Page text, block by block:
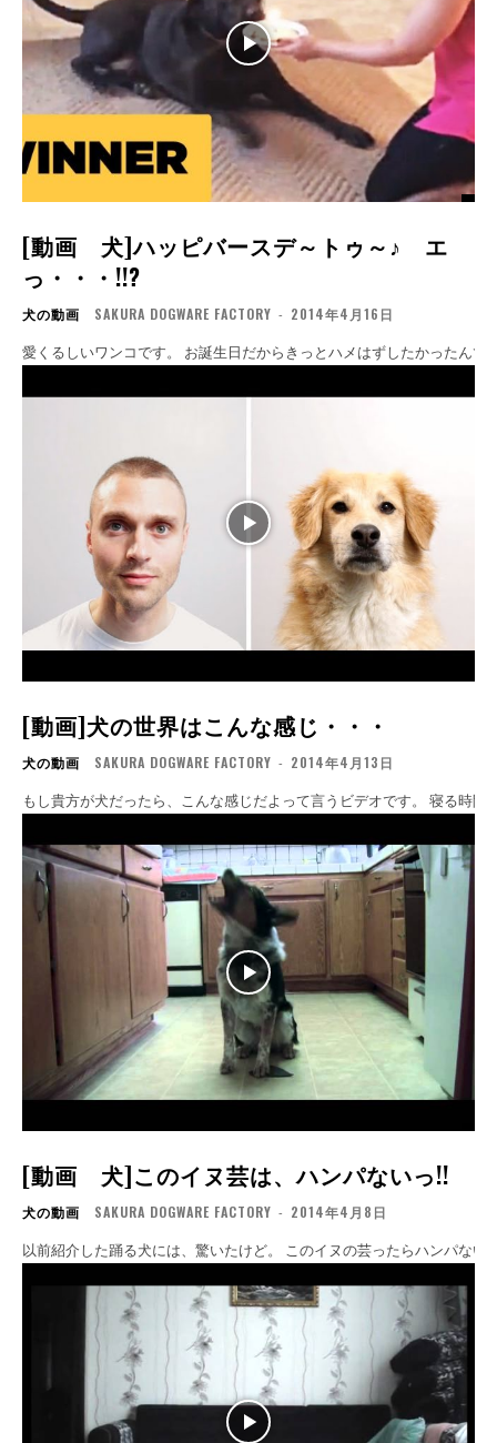
[動画 犬]ハッピバースデ～トゥ～♪ エ
っ・・・!!?
犬の動画 SAKURA DOGWARE FACTORY - 2014年4月16日
愛くるしいワンコです。 お誕生日だからきっとハメはずしたかったん
[動画]犬の世界はこんな感じ・・・
犬の動画 SAKURA DOGWARE FACTORY - 2014年4月13日
[動画 犬]このイヌ芸は、ハンパないっ!!
犬の動画 SAKURA DOGWARE FACTORY - 2014年4月8日